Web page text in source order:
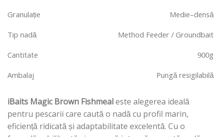
Granulație Medie–densă
Tip nadă Method Feeder / Groundbait
Cantitate 900g
Ambalaj Pungă resigilabilă
iBaits Magic Brown Fishmealeste alegerea ideală
pentru pescarii care caută o nadă cu profil marin,
eficiență ridicată și adaptabilitate excelentă. Cu o